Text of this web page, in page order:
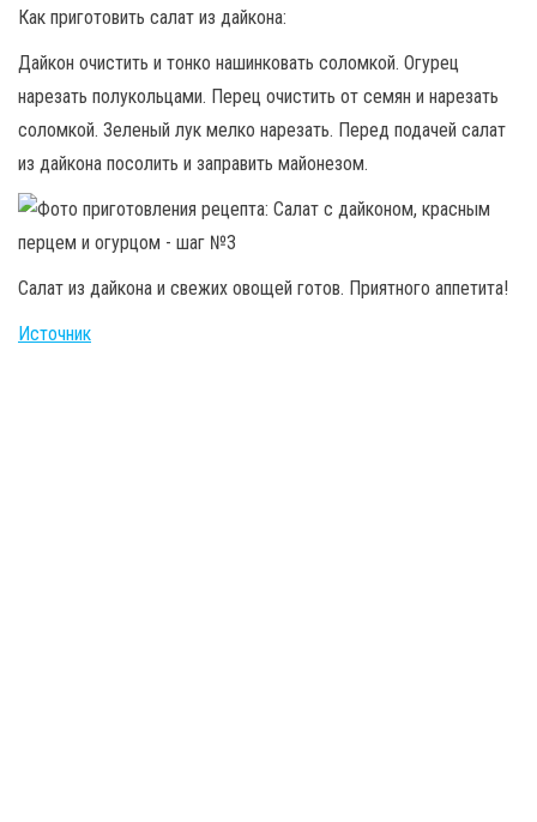
Как приготовить салат из дайкона:
Дайкон очистить и тонко нашинковать соломкой. Огурец
нарезать полукольцами. Перец очистить от семян и нарезать
соломкой. Зеленый лук мелко нарезать. Перед подачей салат
из дайкона посолить и заправить майонезом.
Салат из дайкона и свежих овощей готов. Приятного аппетита!
Источник